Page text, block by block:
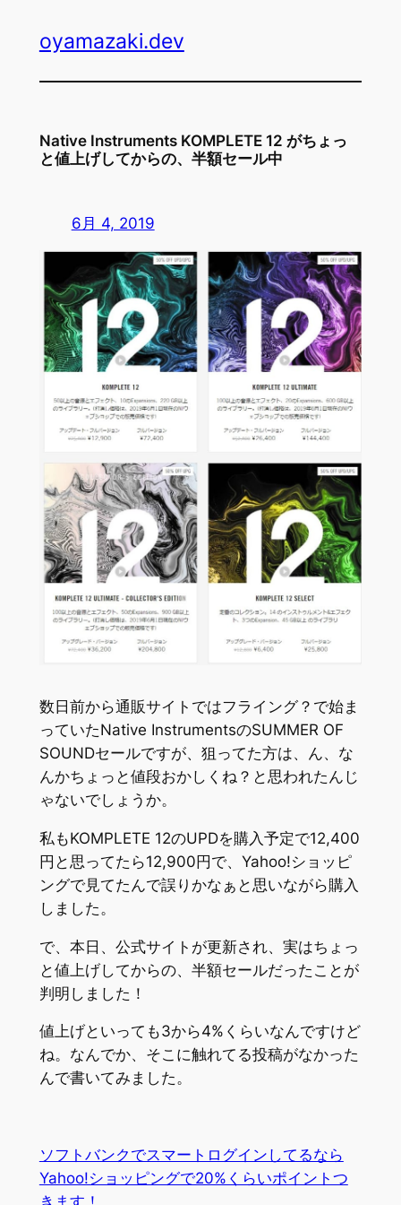
oyamazaki.dev
Native Instruments KOMPLETE 12 がちょっ
と値上げしてからの、半額セール中
6月 4, 2019
数日前から通販サイトではフライング？で始ま
っていたNative InstrumentsのSUMMER OF
SOUNDセールですが、狙ってた方は、ん、な
んかちょっと値段おかしくね？と思われたんじ
ゃないでしょうか。
私もKOMPLETE 12のUPDを購入予定で12,400
円と思ってたら12,900円で、Yahoo!ショッピ
ングで見てたんで誤りかなぁと思いながら購入
しました。
で、本日、公式サイトが更新され、実はちょっ
と値上げしてからの、半額セールだったことが
判明しました！
値上げといっても3から4%くらいなんですけど
ね。なんでか、そこに触れてる投稿がなかった
んで書いてみました。
ソフトバンクでスマートログインしてるなら
Yahoo!ショッピングで20%くらいポイントつ
きます！